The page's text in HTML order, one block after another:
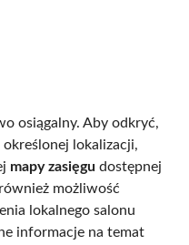
osiągalny. Aby odkryć,
lokalizacji,
mapy zasięgu dostępnej
możliwość
lokalnego salonu
informacje na temat